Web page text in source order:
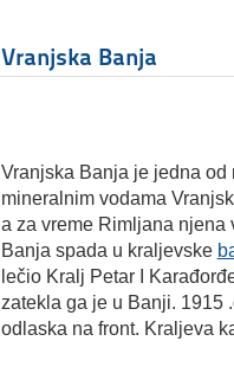
Vranjska Banja
Vranjska Banja je jedna
mineralnim vodama
a za vreme Rimljana njena
Banja spada u kraljevske
lečio Kralj Petar I
zatekla ga je u Banji. 1915
odlaska na front. Kraljeva